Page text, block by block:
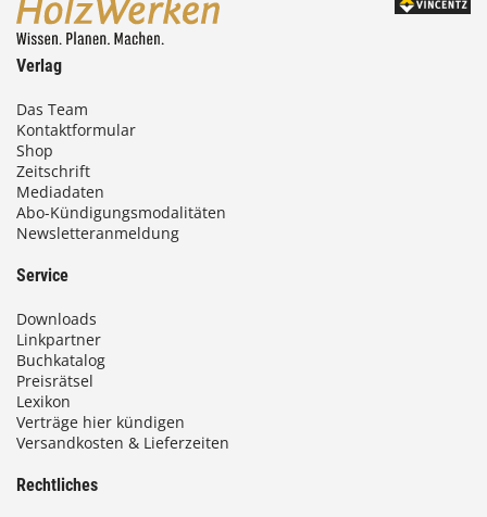
Verlag
Das Team
Kontaktformular
Shop
Zeitschrift
Mediadaten
Abo-Kündigungsmodalitäten
Newsletteranmeldung
Service
Downloads
Linkpartner
Buchkatalog
Preisrätsel
Lexikon
Verträge hier kündigen
Versandkosten & Lieferzeiten
Rechtliches